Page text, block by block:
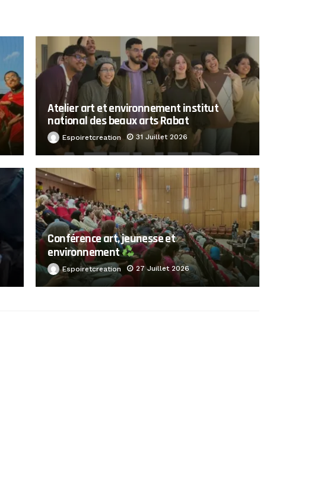
Atelier art et environnement institut
national des beaux arts Rabat
Espoiretcreation 31 Juillet 2026
Conférence art, jeunesse et
environnement
Espoiretcreation 27 Juillet 2026